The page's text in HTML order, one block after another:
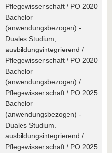
Pflegewissenschaft / PO 2020
Bachelor
(anwendungsbezogen) -
Duales Studium,
ausbildungsintegrierend /
Pflegewissenschaft / PO 2020
Bachelor
(anwendungsbezogen) /
Pflegewissenschaft / PO 2025
Bachelor
(anwendungsbezogen) -
Duales Studium,
ausbildungsintegrierend /
Pflegewissenschaft / PO 2025